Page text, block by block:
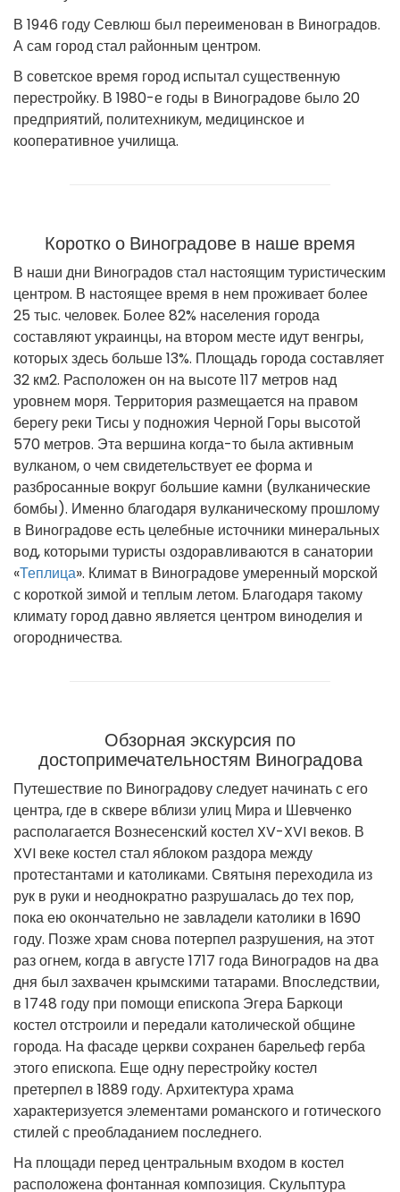
В 1946 году Севлюш был переименован в Виноградов.
А сам город стал районным центром.
В советское время город испытал существенную
перестройку. В 1980-е годы в Виноградове было 20
предприятий, политехникум, медицинское и
кооперативное училища.
Коротко о Виноградове в наше время
В наши дни Виноградов стал настоящим туристическим
центром. В настоящее время в нем проживает более
25 тыс. человек. Более 82% населения города
составляют украинцы, на втором месте идут венгры,
которых здесь больше 13%. Площадь города составляет
32 км2. Расположен он на высоте 117 метров над
уровнем моря. Территория размещается на правом
берегу реки Тисы у подножия Черной Горы высотой
570 метров. Эта вершина когда-то была активным
вулканом, о чем свидетельствует ее форма и
разбросанные вокруг большие камни (вулканические
бомбы). Именно благодаря вулканическому прошлому
в Виноградове есть целебные источники минеральных
вод, которыми туристы оздоравливаются в санатории
«Теплица». Климат в Виноградове умеренный морской
с короткой зимой и теплым летом. Благодаря такому
климату город давно является центром виноделия и
огородничества.
Обзорная экскурсия по
достопримечательностям Виноградова
Путешествие по Виноградову следует начинать с его
центра, где в сквере вблизи улиц Мира и Шевченко
располагается Вознесенский костел XV-XVI веков. В
XVI веке костел стал яблоком раздора между
протестантами и католиками. Святыня переходила из
рук в руки и неоднократно разрушалась до тех пор,
пока ею окончательно не завладели католики в 1690
году. Позже храм снова потерпел разрушения, на этот
раз огнем, когда в августе 1717 года Виноградов на два
дня был захвачен крымскими татарами. Впоследствии,
в 1748 году при помощи епископа Эгера Баркоци
костел отстроили и передали католической общине
города. На фасаде церкви сохранен барельеф герба
этого епископа. Еще одну перестройку костел
претерпел в 1889 году. Архитектура храма
характеризуется элементами романского и готического
стилей с преобладанием последнего.
На площади перед центральным входом в костел
расположена фонтанная композиция. Скульптура